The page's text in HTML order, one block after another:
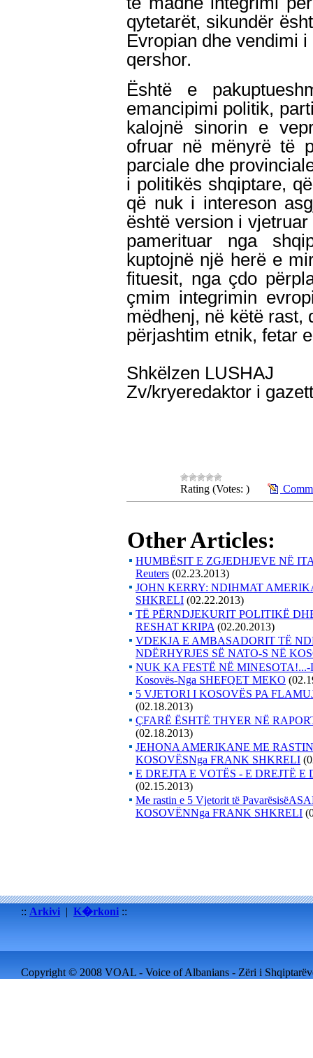
qytetarët, sikundër
Evropian dhe vendimi
qershor.
Është e
emancipimi politik,
kalojnë sinorin e
ofruar në mënyrë të
parciale dhe
i politikës shqiptare,
që nuk i intereson
është version i
pamerituar nga
kuptojnë një herë e
fituesit, nga çdo
çmim integrimin
mëdhenj, në këtë rast,
përjashtim etnik, fetar
Shkëlzen LUSHAJ
Zv/kryeredaktor i
Rating (Votes: )
Other Articles:
HUMBËSIT E ZGJEDHJEVE NË
Reuters (02.23.2013)
JOHN KERRY: NDIHMAT
SHKRELI (02.22.2013)
TË PËRNDJEKURIT POLITIKË
RESHAT KRIPA (02.20.2013)
VDEKJA E AMBASADORIT TË
NDËRHYRJES SË NATO-S NË
NUK KA FESTË NË MINESOTA!...-
Kosovës-Nga SHEFQET MEKO
5 VJETORI I KOSOVËS PA
(02.18.2013)
ÇFARË ËSHTË THYER NË
(02.18.2013)
JEHONA AMERIKANE ME
KOSOVËSNga FRANK SHKRELI
E DREJTA E VOTËS - E DREJTË
(02.15.2013)
Me rastin e 5 Vjetorit të
KOSOVËNNga FRANK SHKRELI
:: Arkivi | K�rkoni ::
Copyright © 2008 VOAL - Voice of Albanians - Zëri i